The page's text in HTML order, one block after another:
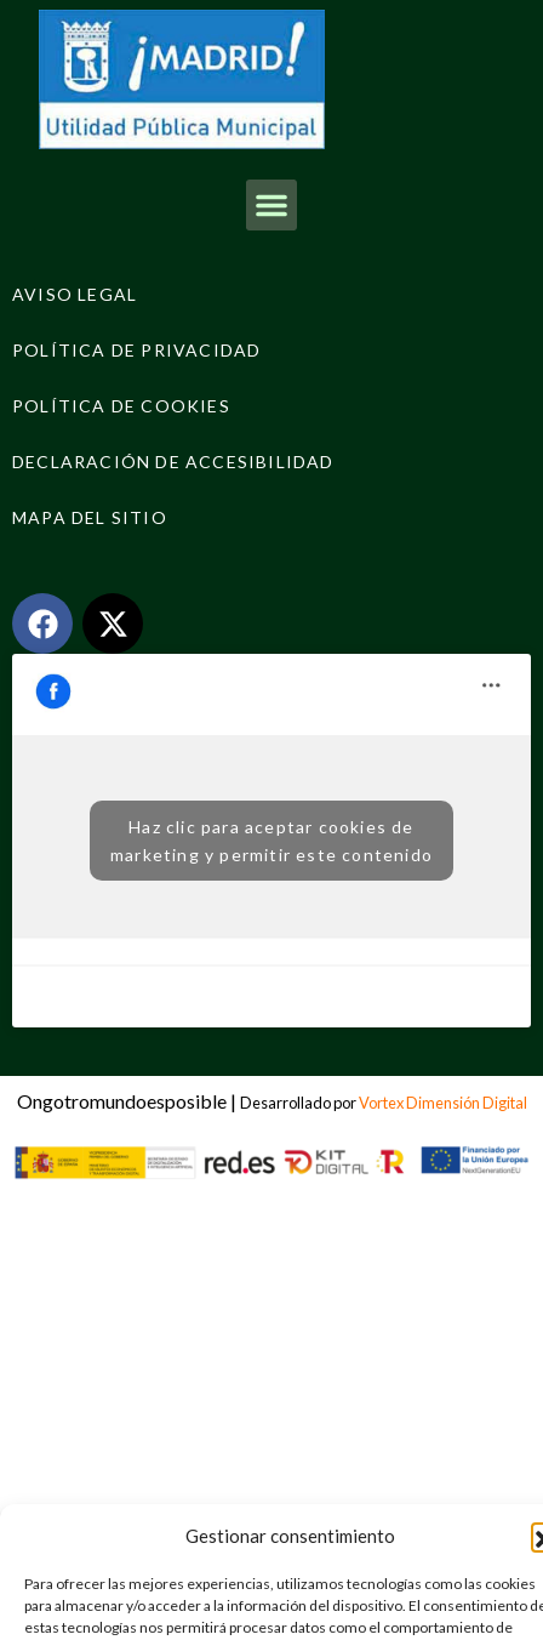
Gestionar consentimiento
Para ofrecer las mejores experiencias, utilizamos tecnologías como las cookies
para almacenar y/o acceder a la información del dispositivo. El consentimiento
estas tecnologías nos permitirá procesar datos como el comportamiento de
AVISO LEGAL
POLÍTICA DE PRIVACIDAD
POLÍTICA DE COOKIES
DECLARACIÓN DE ACCESIBILIDAD
MAPA DEL SITIO
Haz clic para aceptar cookies de
marketing y permitir este contenido
Ongotromundoesposible | Desarrollado porVortex Dimensión Digital